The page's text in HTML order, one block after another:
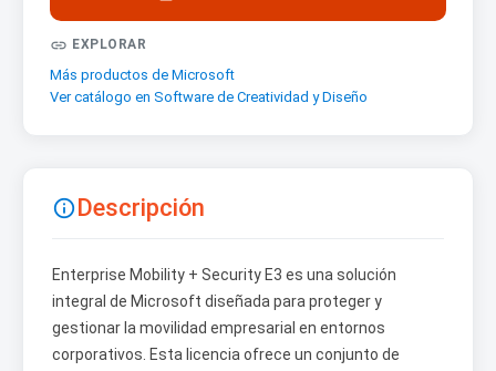
 EXPLORAR
Más productos de Microsoft
Ver catálogo en Software de Creatividad y Diseño
Descripción
Enterprise Mobility + Security E3 es una solución
integral de Microsoft diseñada para proteger y
gestionar la movilidad empresarial en entornos
corporativos. Esta licencia ofrece un conjunto de